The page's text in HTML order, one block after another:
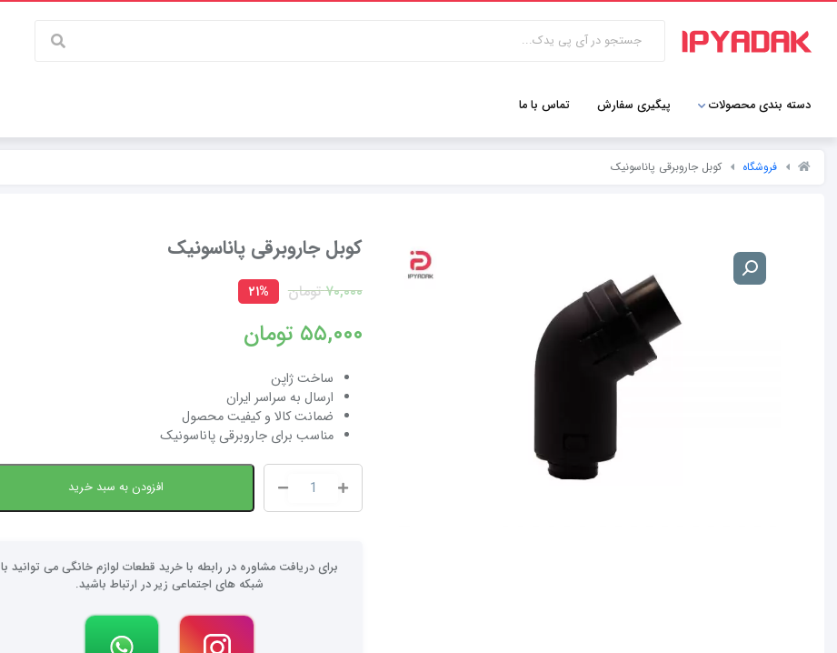
دسته بندی محصولات پیگیری سفارش تماس با ما
فروشگاه کوبل جاروبرقی پاناسونیک
کوبل جاروبرقی پاناسونیک
۷۰,۰۰۰ تومان ۲۱%
۵۵,۰۰۰ تومان
ساخت ژاپن
ارسال به سراسر ایران
ضمانت کالا و کیفیت محصول
مناسب برای جاروبرقی پاناسونیک
افزودن به سبد خرید
برای دریافت مشاوره در رابطه با خرید قطعات لوازم خانگی می توانید با
شبکه های اجتماعی زیر در ارتباط باشید.